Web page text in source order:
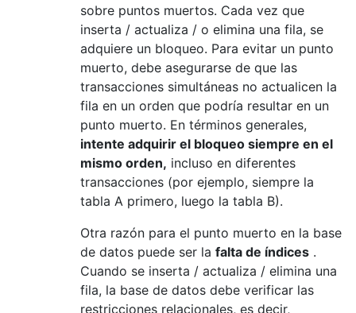
sobre puntos muertos. Cada vez que
inserta / actualiza / o elimina una fila, se
adquiere un bloqueo. Para evitar un punto
muerto, debe asegurarse de que las
transacciones simultáneas no actualicen la
fila en un orden que podría resultar en un
punto muerto. En términos generales,
intente adquirir el bloqueo siempre en el
mismo orden, incluso en diferentes
transacciones (por ejemplo, siempre la
tabla A primero, luego la tabla B).
Otra razón para el punto muerto en la base
de datos puede ser la falta de índices .
Cuando se inserta / actualiza / elimina una
fila, la base de datos debe verificar las
restricciones relacionales, es decir,